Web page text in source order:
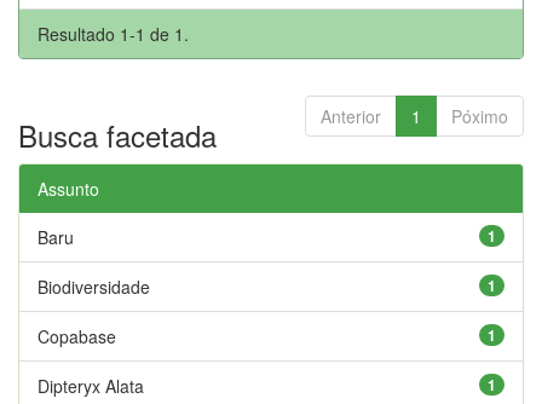
Resultado 1-1 de 1.
Anterior 1 Póximo
Busca facetada
Assunto
1
Baru
1
Biodiversidade
1
Copabase
1
Dipteryx Alata